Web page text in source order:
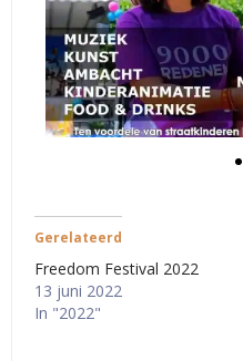
Gerelateerd
Freedom Festival 2022
13 juni 2022
In "2022"